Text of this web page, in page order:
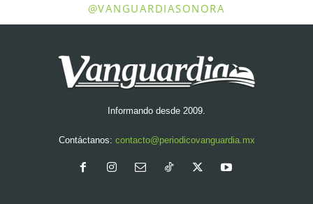
@VANGUARDIASONORA
Informando desde 2009.
Contáctanos: contacto@periodicovanguardia.mx